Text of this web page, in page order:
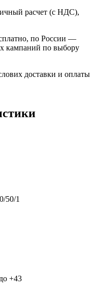
расчет (с НДС),
по России —
кампаний по выбору
доставки и оплаты
50/1
+43